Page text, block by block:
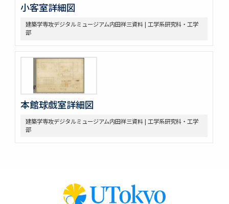
小客室詳細図
建築学専攻デジタルミュージアム内田祥三資料 | 工学系研究科・工学
部
本館球戯室詳細図
建築学専攻デジタルミュージアム内田祥三資料 | 工学系研究科・工学
部